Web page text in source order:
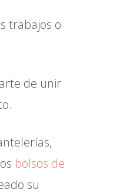
trabajos o
de unir
bolsos de
su